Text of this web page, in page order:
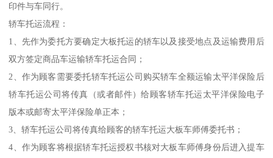
印件与车同行。
轿车托运流程：
1、先作为委托方要确定大板托运的轿车以及接受地点及运输费用后
双方签定商品车运输轿车托运合同；
2、作为顾客需要委托轿车托运公司购买轿车全额运输太平洋保险后
轿车托运公司将传真（或者邮件）给顾客轿车托运太平洋保险电子
版本或邮寄太平洋保险单正本；
3、轿车托运公司将传真给顾客的轿车托运大板车师傅委托书；
4、作为顾客将根据轿车托运授权书核对大板车师傅身份后进入提车